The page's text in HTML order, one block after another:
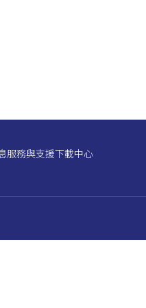
服務與支援下載中心